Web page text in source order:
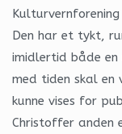
Den har et tykt,
imidlertid både en
med tiden skal en
kunne vises for
Christoffer anden